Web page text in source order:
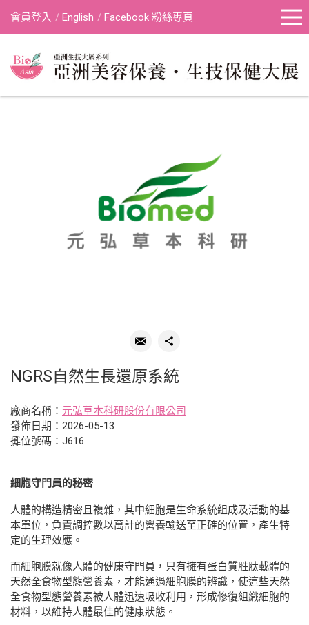
會員登入 English Facebook 粉絲專頁
NGRS自然生長還原系統
廠商名稱： 元弘草本科研股份有限公司
發佈日期：2026-05-13
攤位號碼：J616
細胞守門員的秘密
人體的構造精密且複雜，其中細胞是生命系統組成及活動的基
本單位，負責調控數以萬計的營養輸送至正確的位置，產生特
定的生理效應。
而細胞膜就像人體的健康守門員，只有擁有蛋白質胜肽載體的
天然全食物型態營養素，才能通過細胞膜的辨識，使這些天然
全食物型態營養素被人體迅速吸收利用，形成修復組織細胞的
材料，以維持人體最佳的健康狀態。